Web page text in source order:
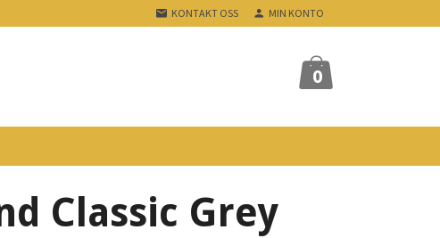
KONTAKT OSS MIN KONTO
0
Classic Grey